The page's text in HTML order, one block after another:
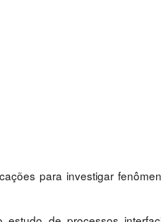
para investigar